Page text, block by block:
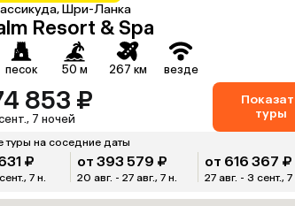
Шри-Ланка
Resort & Spa
песок 50 м 267 км везде
853 ₽
7 ночей
туры
туры на соседние даты
₽
7 н.
от 393 579 ₽
20 авг. - 27 авг., 7 н.
от 616 367 ₽
27 авг. - 3 сент., 7